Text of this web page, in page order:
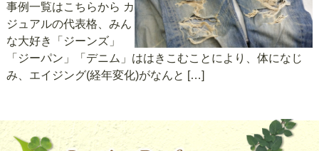
事例一覧はこちらから カ
ジュアルの代表格、みん
な大好き「ジーンズ」
「ジーパン」「デニム」ははきこむことにより、体になじ
み、エイジング(経年変化)がなんと […]